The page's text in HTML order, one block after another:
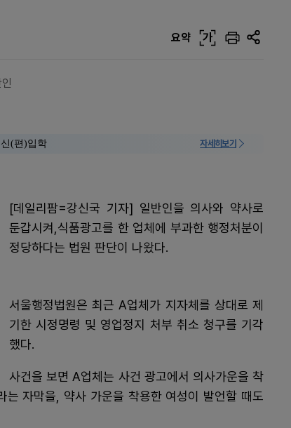
요약 가
(편)입학 자세히보기
[데일리팜=강신국 기자] 일반인을 의사와 약사로
둔갑시켜,식품광고를 한 업체에 부과한 행정처분이
정당하다는 법원 판단이 나왔다.
서울행정법원은 최근 A업체가 지자체를 상대로 제
기한 시정명령 및 영업정지 처부 취소 청구를 기각
했다.
사건을 보면 A업체는 사건 광고에서 의사가운을 착
자막을, 약사 가운을 착용한 여성이 발언할 때도